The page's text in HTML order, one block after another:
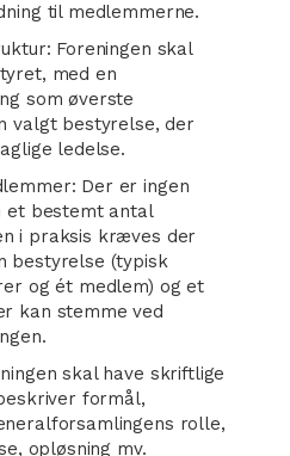
til medlemmerne.
Foreningen skal
med en
som øverste
valgt bestyrelse, der
ledelse.
Der er ingen
et bestemt antal
i praksis kræves der
bestyrelse (typisk
og ét medlem) og et
kan stemme ved
skal have skriftlige
formål,
rolle,
opløsning mv.